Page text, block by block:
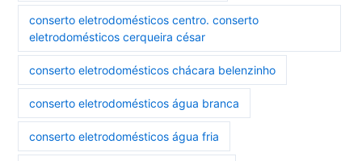
conserto eletrodomésticos centro. conserto
eletrodomésticos cerqueira césar
conserto eletrodomésticos chácara belenzinho
conserto eletrodomésticos água branca
conserto eletrodomésticos água fria